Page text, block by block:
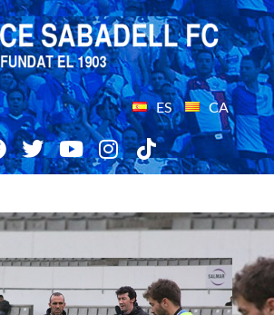
ES CA